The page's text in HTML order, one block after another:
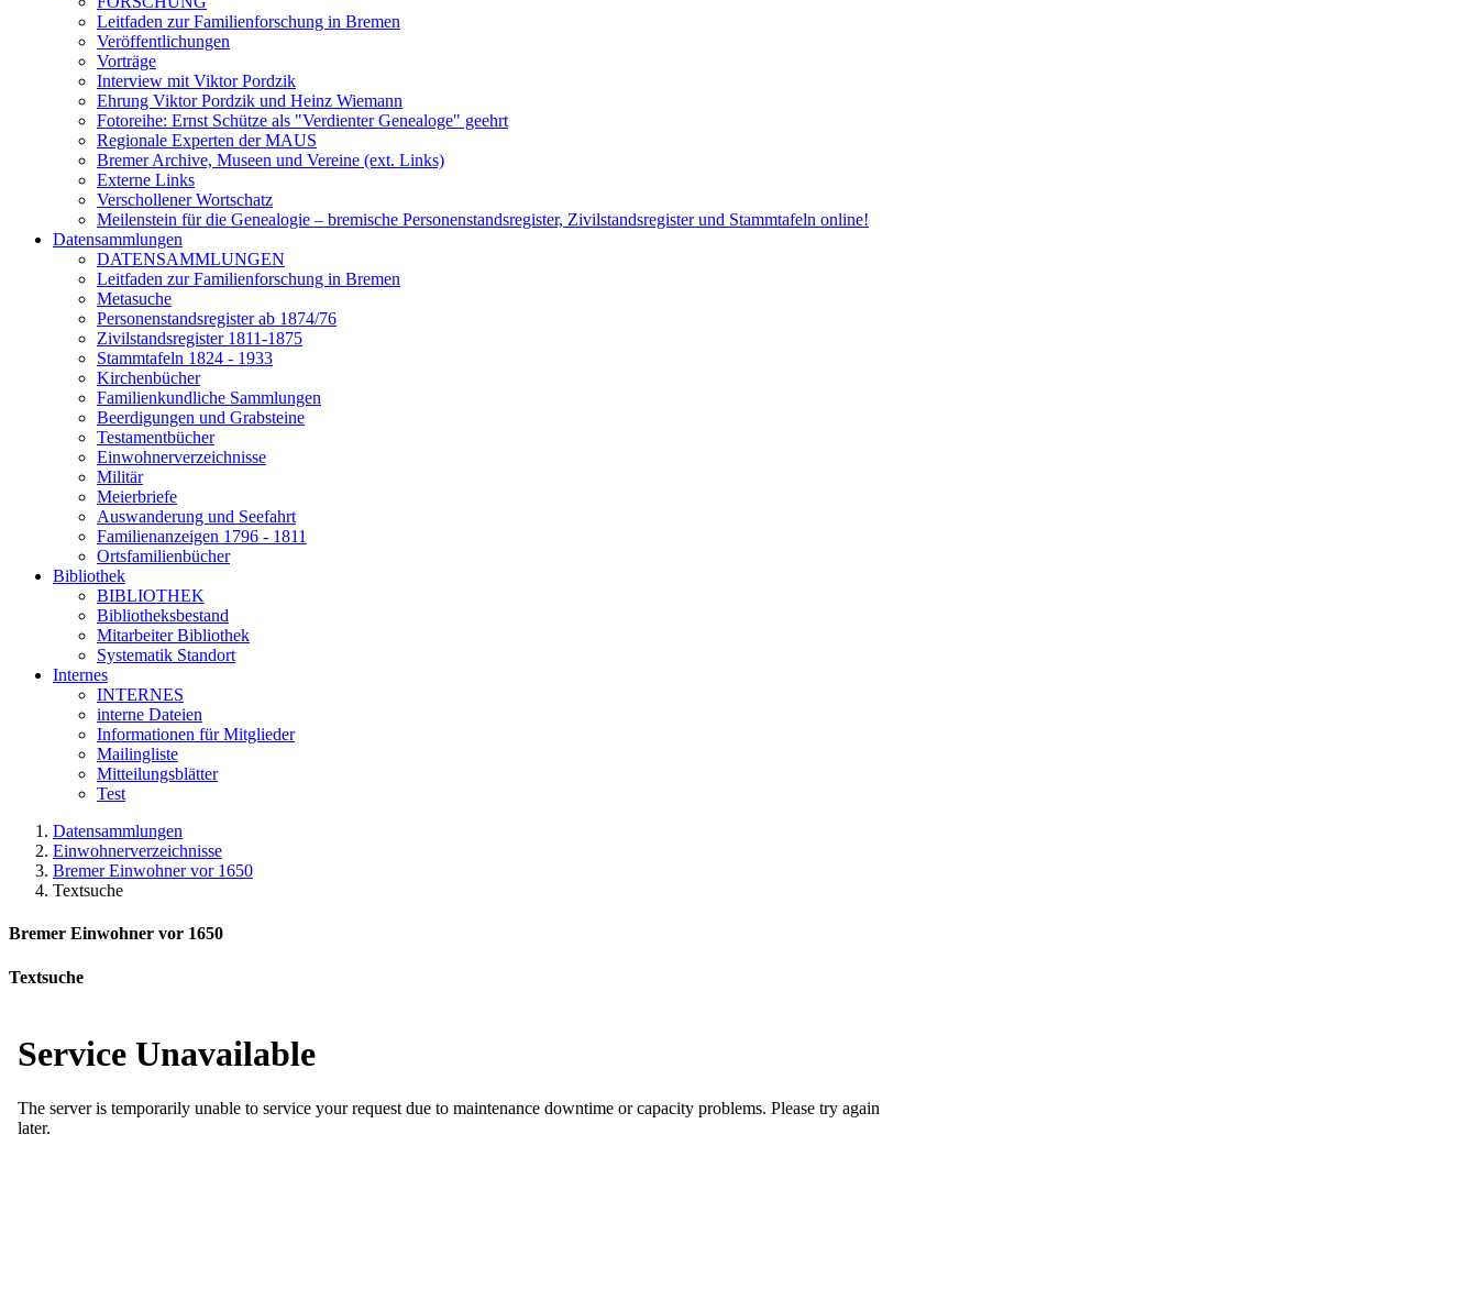
Leitfaden zur Familienforschung in Bremen
Veröffentlichungen
Vorträge
Interview mit Viktor Pordzik
Ehrung Viktor Pordzik und Heinz Wiemann
Fotoreihe: Ernst Schütze als "Verdienter Genealoge" geehrt
Regionale Experten der MAUS
Bremer Archive, Museen und Vereine (ext. Links)
Externe Links
Verschollener Wortschatz
Meilenstein für die Genealogie – bremische Personenstandsregister, Zivilstandsregister und Stammtafeln online!
Datensammlungen
DATENSAMMLUNGEN
Leitfaden zur Familienforschung in Bremen
Metasuche
Personenstandsregister ab 1874/76
Zivilstandsregister 1811-1875
Stammtafeln 1824 - 1933
Kirchenbücher
Familienkundliche Sammlungen
Beerdigungen und Grabsteine
Testamentbücher
Einwohnerverzeichnisse
Militär
Meierbriefe
Auswanderung und Seefahrt
Familienanzeigen 1796 - 1811
Ortsfamilienbücher
Bibliothek
BIBLIOTHEK
Bibliotheksbestand
Mitarbeiter Bibliothek
Systematik Standort
Internes
INTERNES
interne Dateien
Informationen für Mitglieder
Mailingliste
Mitteilungsblätter
Test
Datensammlungen
Einwohnerverzeichnisse
Bremer Einwohner vor 1650
Textsuche
Bremer Einwohner vor 1650
Textsuche